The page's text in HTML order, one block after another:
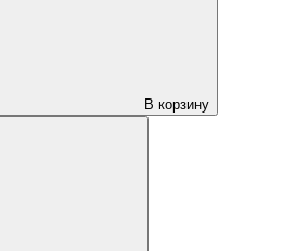
В корзину